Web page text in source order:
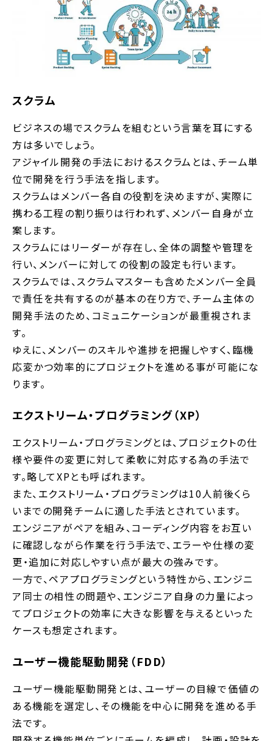
スクラム
ビジネスの場でスクラムを組むという言葉を耳にする
方は多いでしょう。
アジャイル開発の手法におけるスクラムとは、チーム単
位で開発を行う手法を指します。
スクラムはメンバー各自の役割を決めますが、実際に
携わる工程の割り振りは行われず、メンバー自身が立
案します。
スクラムにはリーダーが存在し、全体の調整や管理を
行い、メンバーに対しての役割の設定も行います。
スクラムでは、スクラムマスターも含めたメンバー全員
で責任を共有するのが基本の在り方で、チーム主体の
開発手法のため、コミュニケーションが最重視されま
す。
ゆえに、メンバーのスキルや進捗を把握しやすく、臨機
応変かつ効率的にプロジェクトを進める事が可能にな
ります。
エクストリーム・プログラミング（XP）
エクストリーム・プログラミングとは、プロジェクトの仕
様や要件の変更に対して柔軟に対応する為の手法で
す。略してXPとも呼ばれます。
また、エクストリーム・プログラミングは10人前後くら
いまでの開発チームに適した手法とされています。
エンジニアがペアを組み、コーディング内容をお互い
に確認しながら作業を行う手法で、エラーや仕様の変
更・追加に対応しやすい点が最大の強みです。
一方で、ペアプログラミングという特性から、エンジニ
ア同士の相性の問題や、エンジニア自身の力量によっ
てプロジェクトの効率に大きな影響を与えるといった
ケースも想定されます。
ユーザー機能駆動開発（FDD）
ユーザー機能駆動開発とは、ユーザーの目線で価値の
ある機能を選定し、その機能を中心に開発を進める手
法です。